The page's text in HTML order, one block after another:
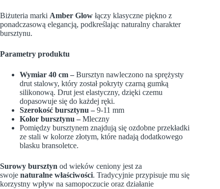
Biżuteria marki Amber Glow łączy klasyczne piękno z
ponadczasową elegancją, podkreślając naturalny charakter
bursztynu.
Parametry produktu
Wymiar 40 cm – Bursztyn nawleczono na sprężysty
drut stalowy, który został pokryty czarną gumką
silikonową. Drut jest elastyczny, dzięki czemu
dopasowuje się do każdej ręki.
Szerokość bursztynu – 9-11 mm
Kolor bursztynu – Mleczny
Pomiędzy bursztynem znajdują się ozdobne przekładki
ze stali w kolorze złotym, które nadają dodatkowego
blasku bransoletce.
Surowy bursztyn od wieków ceniony jest za
swoje naturalne właściwości. Tradycyjnie przypisuje mu się
korzystny wpływ na samopoczucie oraz działanie